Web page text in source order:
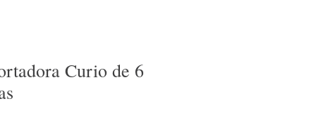
Curio de 6